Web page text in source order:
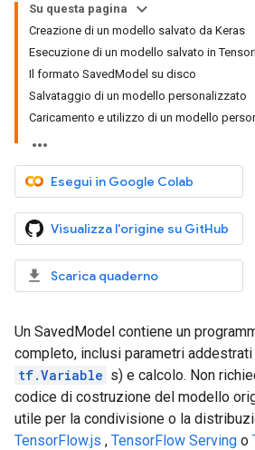
Su questa pagina
Creazione di un modello salvato da Keras
Esecuzione di un modello salvato in
Il formato SavedModel su disco
Salvataggio di un modello personalizzato
Caricamento e utilizzo di un modello
Esegui in Google Colab
Visualizza l'origine su GitHub
Scarica quaderno
Un SavedModel contiene un
completo, inclusi parametri
tf.Variable s) e calcolo. Non
codice di costruzione del modello
utile per la condivisione o la
TensorFlow.js , TensorFlow Serving o